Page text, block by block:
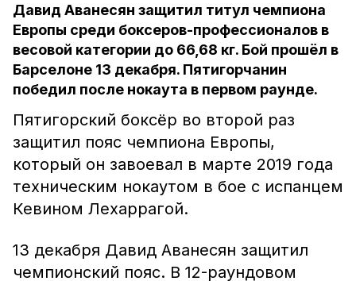
Давид Аванесян защитил титул чемпиона
Европы среди боксеров-профессионалов в
весовой категории до 66,68 кг. Бой прошёл в
Барселоне 13 декабря. Пятигорчанин
победил после нокаута в первом раунде.
Пятигорский боксёр во второй раз
защитил пояс чемпиона Европы,
который он завоевал в марте 2019 года
техническим нокаутом в бое с испанцем
Кевином Лехаррагой.
13 декабря Давид Аванесян защитил
чемпионский пояс. В 12-раундовом